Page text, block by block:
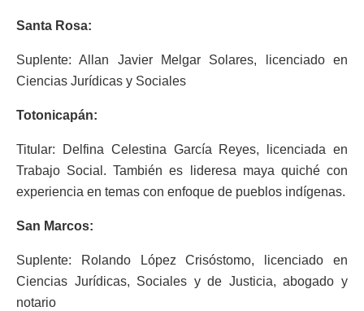
Santa Rosa:
Suplente: Allan Javier Melgar Solares, licenciado en
Ciencias Jurídicas y Sociales
Totonicapán:
Titular: Delfina Celestina García Reyes, licenciada en
Trabajo Social. También es lideresa maya quiché con
experiencia en temas con enfoque de pueblos indígenas.
San Marcos:
Suplente: Rolando López Crisóstomo, licenciado en
Ciencias Jurídicas, Sociales y de Justicia, abogado y
notario